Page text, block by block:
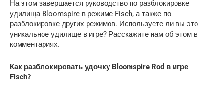
На этом завершается руководство по разблокировке
удилища Bloomspire в режиме Fisch, а также по
разблокировке других режимов. Используете ли вы это
уникальное удилище в игре? Расскажите нам об этом в
комментариях.
Как разблокировать удочку Bloomspire Rod в игре
Fisch?